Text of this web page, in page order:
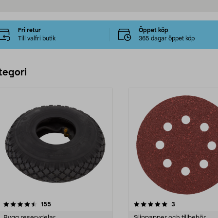
Fri retur
Till valfri butik
Öppet köp
365 dagar öppet köp
155recensioner
5.0 av 5 stjärnor 3
4.0 av 5 stjärnor